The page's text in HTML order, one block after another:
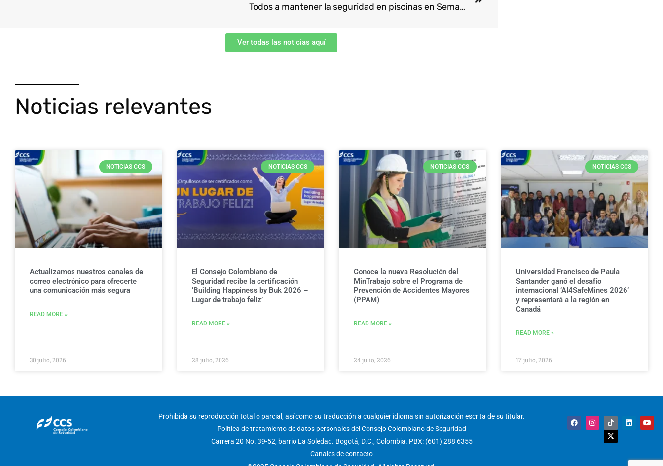
Todos a mantener la seguridad en piscinas en Semana Santa
Ver todas las noticias aquí
Noticias relevantes
NOTICIAS CCS
Actualizamos nuestros canales de
correo electrónico para ofrecerte
una comunicación más segura
READ MORE »
30 julio, 2026
NOTICIAS CCS
El Consejo Colombiano de
Seguridad recibe la certificación
‘Building Happiness by Buk 2026 –
Lugar de trabajo feliz’
READ MORE »
28 julio, 2026
NOTICIAS CCS
Conoce la nueva Resolución del
MinTrabajo sobre el Programa de
Prevención de Accidentes Mayores
(PPAM)
READ MORE »
24 julio, 2026
NOTICIAS CCS
Universidad Francisco de Paula
Santander ganó el desafío
internacional ‘AI4SafeMines 2026’
y representará a la región en
Canadá
READ MORE »
17 julio, 2026
Prohibida su reproducción total o parcial, así como su traducción a cualquier idioma sin autorización escrita de su titular.
Política de tratamiento de datos personales del Consejo Colombiano de Seguridad
Carrera 20 No. 39-52, barrio La Soledad. Bogotá, D.C., Colombia. PBX: (601) 288 6355
Canales de contacto
F
a
c
I
n
s
T
i
k
t
o
L
i
i
Y
o
u
e
X
-
t
w
i